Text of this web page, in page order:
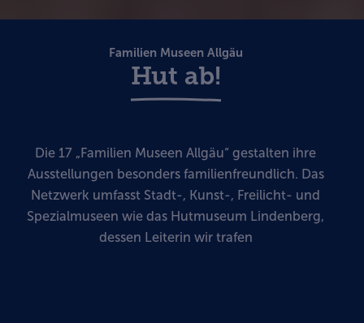
Familien Museen Allgäu
Hut ab!
Die 17 „Familien Museen Allgäu“ gestalten ihre
Ausstellungen besonders familienfreundlich. Das
Netzwerk umfasst Stadt-, Kunst-, Freilicht- und
Spezialmuseen wie das Hutmuseum Lindenberg,
dessen Leiterin wir trafen